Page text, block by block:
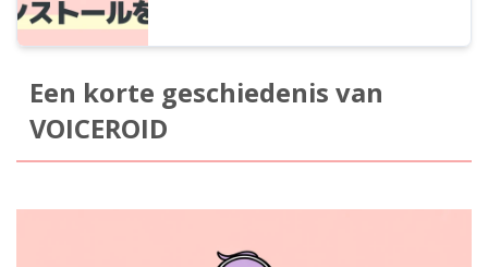
Een korte geschiedenis van
VOICEROID